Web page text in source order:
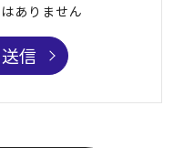
ありません
信